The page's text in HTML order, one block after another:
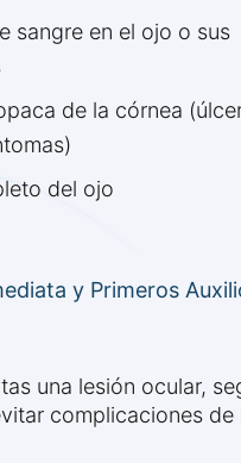
sangre en el ojo o sus
de la córnea
del ojo
y Primeros
una lesión ocular,
complicaciones de